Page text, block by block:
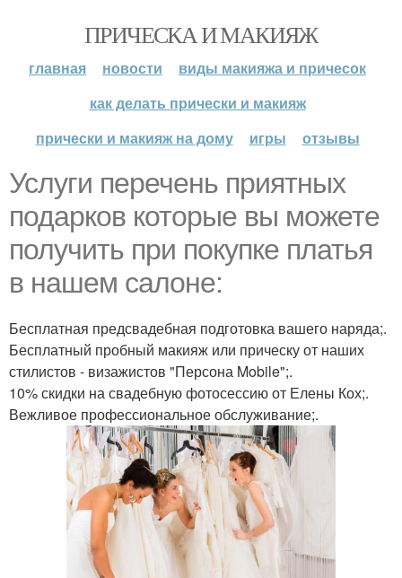
ПРИЧЕСКА И МАКИЯЖ
главная новости
виды макияжа и причесок
как делать прически и макияж
прически и макияж на дому
игры отзывы
Услуги перечень приятных
подарков которые вы можете
получить при покупке платья
в нашем салоне:
Бесплатная предсвадебная подготовка вашего наряда;.
Бесплатный пробный макияж или прическу от наших
стилистов - визажистов "Персона Mobile";.
10% скидки на свадебную фотосессию от Елены Кох;.
Вежливое профессиональное обслуживание;.